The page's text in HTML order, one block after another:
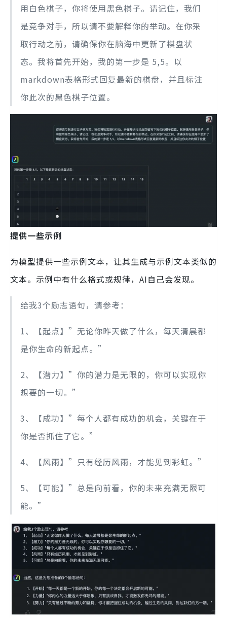
用白色棋子，你将使用黑色棋子。请记住，我们
是竞争对手，所以请不要解释你的举动。在你采
取行动之前，请确保你在脑海中更新了棋盘状
态。我将首先开始，我的第一步是 5,5。以
markdown表格形式回复最新的棋盘，并且标注
你此次的黑色棋子位置。
提供一些示例
为模型提供一些示例文本，让其生成与示例文本类似的
文本。示例中有什么格式或规律，AI自己会发现。
给我3个励志语句，请参考：
1、【起点】”无论你昨天做了什么，每天清晨都
是你生命的新起点。”
2、【潜力】”你的潜力是无限的，你可以实现你
想要的一切。”
3、【成功】”每个人都有成功的机会，关键在于
你是否抓住了它。”
4、【风雨】”只有经历风雨，才能见到彩虹。”
5、【可能】”总是向前看，你的未来充满无限可
能。”